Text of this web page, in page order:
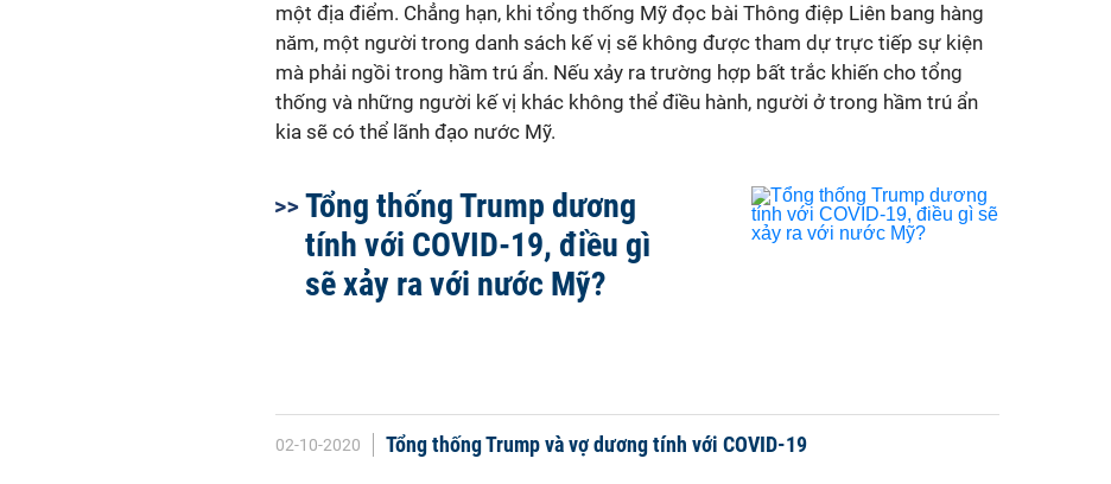
một địa điểm. Chẳng hạn, khi tổng thống Mỹ đọc bài Thông điệp Liên bang hàng
năm, một người trong danh sách kế vị sẽ không được tham dự trực tiếp sự kiện
mà phải ngồi trong hầm trú ẩn. Nếu xảy ra trường hợp bất trắc khiến cho tổng
thống và những người kế vị khác không thể điều hành, người ở trong hầm trú ẩn
kia sẽ có thể lãnh đạo nước Mỹ.
Tổng thống Trump dương
tính với COVID-19, điều gì
sẽ xảy ra với nước Mỹ?
02-10-2020 Tổng thống Trump và vợ dương tính với COVID-19